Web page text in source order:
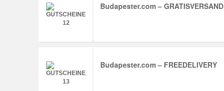
Budapester.com – GRATISVERSAND
Budapester.com – FREEDELIVERY